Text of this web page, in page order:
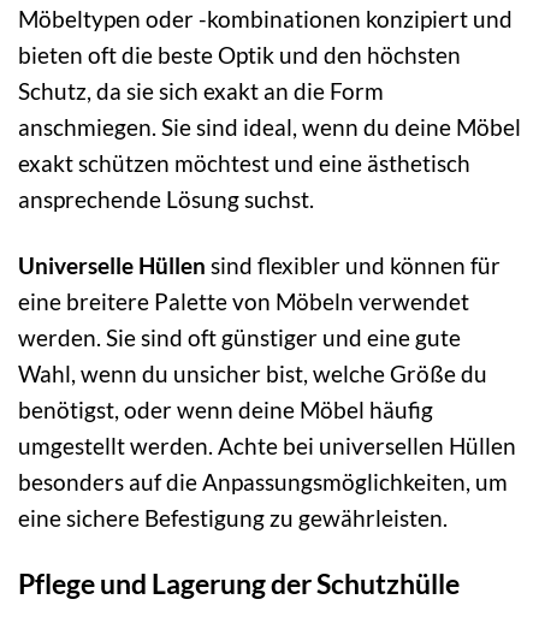
Möbeltypen oder -kombinationen konzipiert und
bieten oft die beste Optik und den höchsten
Schutz, da sie sich exakt an die Form
anschmiegen. Sie sind ideal, wenn du deine Möbel
exakt schützen möchtest und eine ästhetisch
ansprechende Lösung suchst.
Universelle Hüllen sind flexibler und können für
eine breitere Palette von Möbeln verwendet
werden. Sie sind oft günstiger und eine gute
Wahl, wenn du unsicher bist, welche Größe du
benötigst, oder wenn deine Möbel häufig
umgestellt werden. Achte bei universellen Hüllen
besonders auf die Anpassungsmöglichkeiten, um
eine sichere Befestigung zu gewährleisten.
Pflege und Lagerung der Schutzhülle